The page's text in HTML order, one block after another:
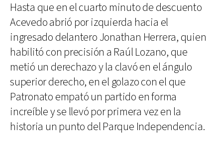
Hasta que en el cuarto minuto de descuento
Acevedo abrió por izquierda hacia el
ingresado delantero Jonathan Herrera, quien
habilitó con precisión a Raúl Lozano, que
metió un derechazo y la clavó en el ángulo
superior derecho, en el golazo con el que
Patronato empató un partido en forma
increíble y se llevó por primera vez en la
historia un punto del Parque Independencia.